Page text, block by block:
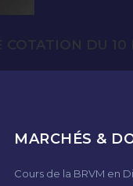
COTATION DU
MARCHÉS &
Cours de la BRVM en